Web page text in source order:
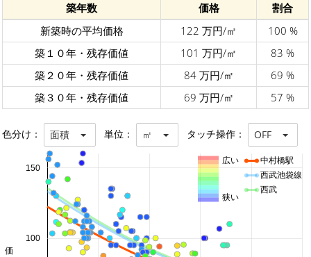
築年数 価格
割合
新築時の平均価格
122 万円/㎡
100 %
築１０年・残存価値
101 万円/㎡
83 %
築２０年・残存価値
84 万円/㎡
69 %
築３０年・残存価値
69 万円/㎡ 57 %
色分け： 面積 単位： ㎡ タッチ操作： OFF
100
150
中村橋駅
西武池袋線
西武
広い
狭い